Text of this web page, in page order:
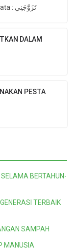
Ta’ala Dari Aisyah radhiyallahu ‘anha berkata : تَزَوَّجَنِي
DALAM
PESTA
BERTAHUN-
TERBAIK
SAMPAH
MANUSIA